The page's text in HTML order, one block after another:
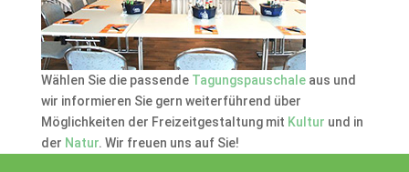
Wählen Sie die passende Tagungspauschaleaus und
wir informieren Sie gern weiterführend über
Möglichkeiten der Freizeitgestaltung mit Kultur und in
der Natur. Wir freuen uns auf Sie!